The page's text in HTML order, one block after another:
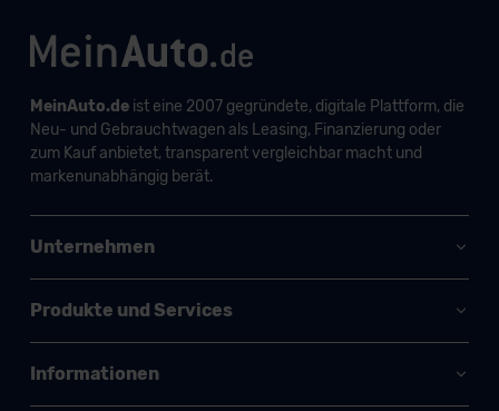
MeinAuto.deist eine 2007 gegründete, digitale Plattform, die
Neu- und Gebrauchtwagen als Leasing, Finanzierung oder
zum Kauf anbietet, transparent vergleichbar macht und
markenunabhängig berät.
Unternehmen
Produkte und Services
Informationen